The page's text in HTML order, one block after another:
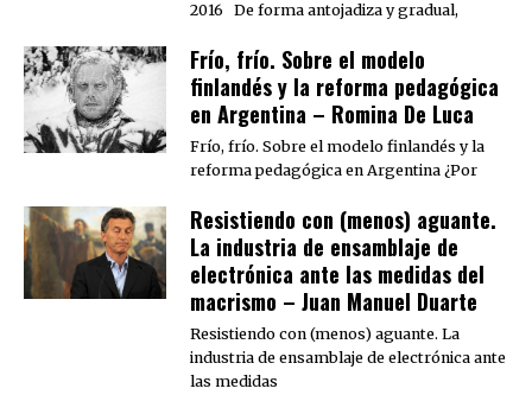
2016 De forma antojadiza y gradual,
Frío, frío. Sobre el modelo
finlandés y la reforma pedagógica
en Argentina – Romina De Luca
Frío, frío. Sobre el modelo finlandés y la
reforma pedagógica en Argentina ¿Por
Resistiendo con (menos) aguante.
La industria de ensamblaje de
electrónica ante las medidas del
macrismo – Juan Manuel Duarte
Resistiendo con (menos) aguante. La
industria de ensamblaje de electrónica ante
las medidas